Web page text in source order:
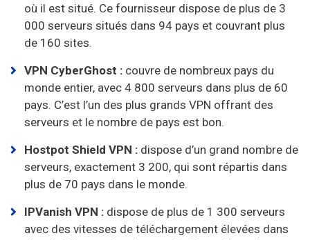
où il est situé. Ce fournisseur dispose de plus de 3
000 serveurs situés dans 94 pays et couvrant plus
de 160 sites.
VPN CyberGhost : couvre de nombreux pays du
monde entier, avec 4 800 serveurs dans plus de 60
pays. C’est l’un des plus grands VPN offrant des
serveurs et le nombre de pays est bon.
Hostpot Shield VPN : dispose d’un grand nombre de
serveurs, exactement 3 200, qui sont répartis dans
plus de 70 pays dans le monde.
IPVanish VPN : dispose de plus de 1 300 serveurs
avec des vitesses de téléchargement élevées dans